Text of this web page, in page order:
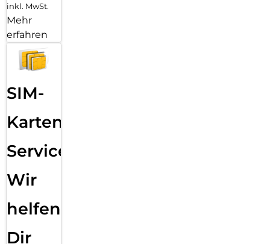
inkl. MwSt.
Mehr
erfahren
SIM-
Karten
Service:
Wir
helfen
Dir